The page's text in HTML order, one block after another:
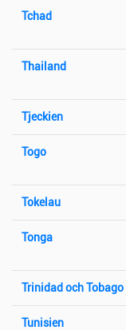
Tchad
Thailand
Tjeckien
Togo
Tokelau
Tonga
Trinidad och Tobago
Tunisien